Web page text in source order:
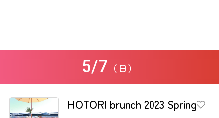
5/7 （日）
HOTORI brunch 2023 Spring